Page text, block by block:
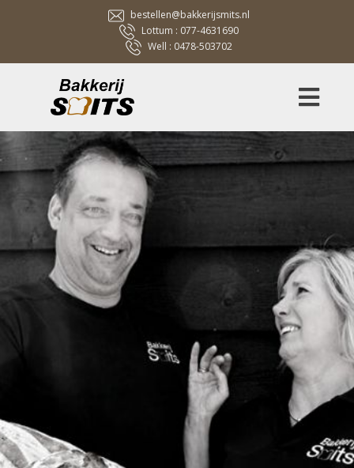
bestellen@bakkerijsmits.nl
Lottum : 077-4631690
Well : 0478-503702